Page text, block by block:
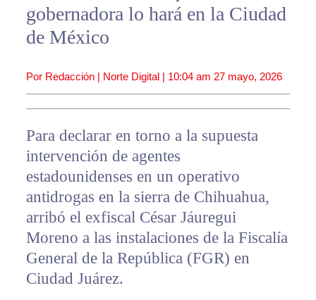
gobernadora lo hará en la Ciudad
de México
Por Redacción | Norte Digital | 10:04 am 27 mayo, 2026
Para declarar en torno a la supuesta
intervención de agentes
estadounidenses en un operativo
antidrogas en la sierra de Chihuahua,
arribó el exfiscal César Jáuregui
Moreno a las instalaciones de la Fiscalía
General de la República (FGR) en
Ciudad Juárez.